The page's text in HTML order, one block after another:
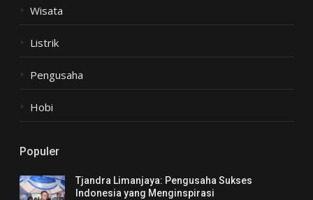
Wisata
Listrik
Pengusaha
Hobi
Populer
Tjandra Limanjaya: Pengusaha Sukses
Indonesia yang Menginspirasi